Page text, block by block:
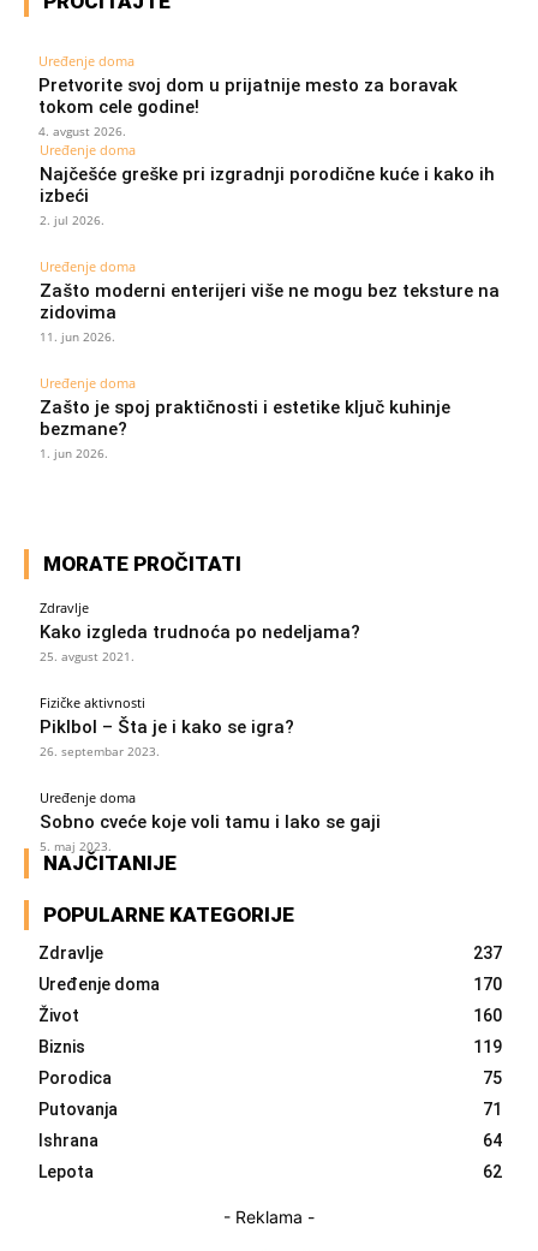
Uređenje doma
Pretvorite svoj dom u prijatnije mesto za boravak
tokom cele godine!
4. avgust 2026.
Uređenje doma
Najčešće greške pri izgradnji porodične kuće i kako ih
izbeći
2. jul 2026.
Uređenje doma
Zašto moderni enterijeri više ne mogu bez teksture na
zidovima
11. jun 2026.
Uređenje doma
Zašto je spoj praktičnosti i estetike ključ kuhinje
bezmane?
1. jun 2026.
MORATE PROČITATI
Zdravlje
Kako izgleda trudnoća po nedeljama?
25. avgust 2021.
Fizičke aktivnosti
Piklbol – Šta je i kako se igra?
26. septembar 2023.
Uređenje doma
Sobno cveće koje voli tamu i lako se gaji
5. maj 2023.
NAJČITANIJE
POPULARNE KATEGORIJE
Zdravlje
237
Uređenje doma
170
Život
160
Biznis
119
Porodica
75
Putovanja
71
Ishrana
64
Lepota
62
- Reklama -